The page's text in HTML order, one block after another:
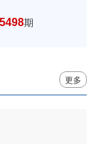
5498期
更多